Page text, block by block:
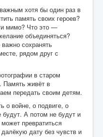
хотя бы один раз в
память своих героев?
мимо? Что это —
объединяться?
сохранять
рядом друг с
в старом
Память живёт в
передать своим детям.
о войне, о подвиге, о
А потом не будут и
превратиться
дату без чувств и